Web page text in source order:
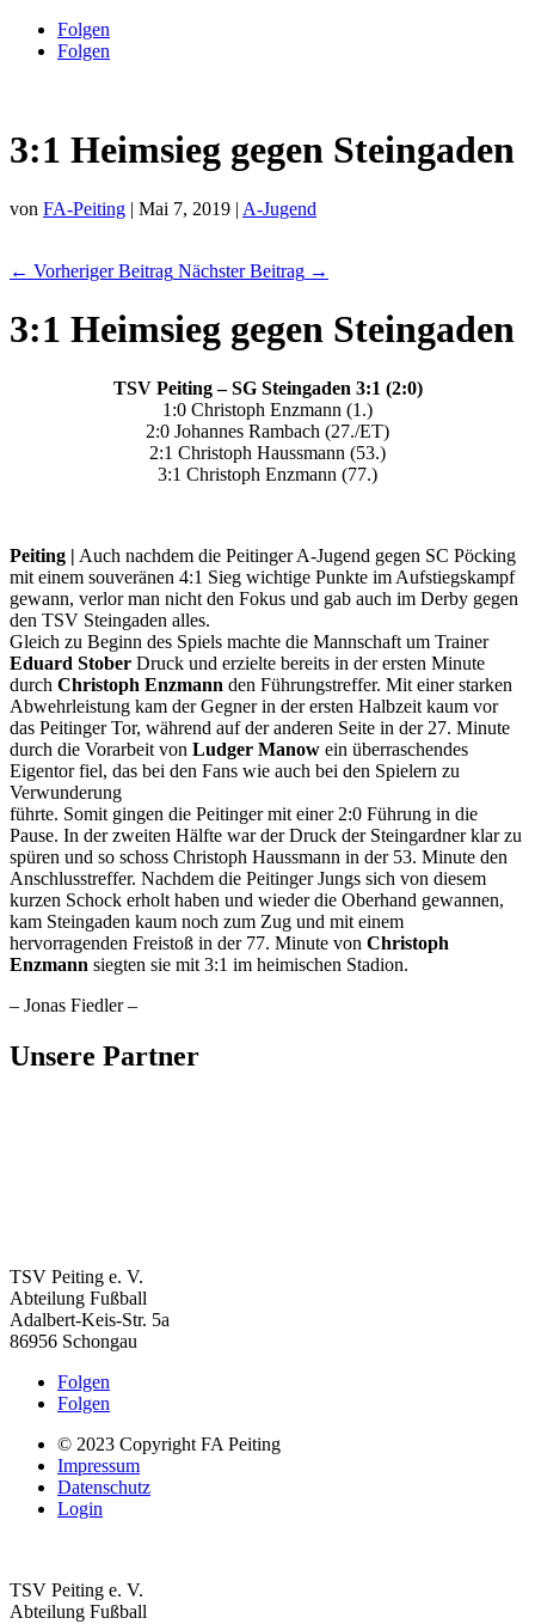
Folgen
Folgen
3:1 Heimsieg gegen Steingaden
von FA-Peiting | Mai 7, 2019 | A-Jugend
← Vorheriger Beitrag Nächster Beitrag →
3:1 Heimsieg gegen Steingaden
TSV Peiting – SG Steingaden 3:1 (2:0)
1:0 Christoph Enzmann (1.)
2:0 Johannes Rambach (27./ET)
2:1 Christoph Haussmann (53.)
3:1 Christoph Enzmann (77.)
Peiting | Auch nachdem die Peitinger A-Jugend gegen SC Pöcking
mit einem souveränen 4:1 Sieg wichtige Punkte im Aufstiegskampf
gewann, verlor man nicht den Fokus und gab auch im Derby gegen
den TSV Steingaden alles.
Gleich zu Beginn des Spiels machte die Mannschaft um Trainer
Eduard Stober Druck und erzielte bereits in der ersten Minute
durch Christoph Enzmann den Führungstreffer. Mit einer starken
Abwehrleistung kam der Gegner in der ersten Halbzeit kaum vor
das Peitinger Tor, während auf der anderen Seite in der 27. Minute
durch die Vorarbeit von Ludger Manow ein überraschendes
Eigentor fiel, das bei den Fans wie auch bei den Spielern zu
Verwunderung
führte. Somit gingen die Peitinger mit einer 2:0 Führung in die
Pause. In der zweiten Hälfte war der Druck der Steingardner klar zu
spüren und so schoss Christoph Haussmann in der 53. Minute den
Anschlusstreffer. Nachdem die Peitinger Jungs sich von diesem
kurzen Schock erholt haben und wieder die Oberhand gewannen,
kam Steingaden kaum noch zum Zug und mit einem
hervorragenden Freistoß in der 77. Minute von Christoph
Enzmann siegten sie mit 3:1 im heimischen Stadion.
– Jonas Fiedler –
Unsere Partner
TSV Peiting e. V.
Abteilung Fußball
Adalbert-Keis-Str. 5a
86956 Schongau
Folgen
Folgen
© 2023 Copyright FA Peiting
Impressum
Datenschutz
Login
TSV Peiting e. V.
Abteilung Fußball